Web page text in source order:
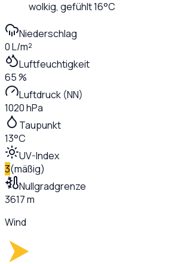
wolkig, gefühlt16°C
Niederschlag
0 L/m²
Luftfeuchtigkeit
65 %
Luftdruck (NN)
1020 hPa
Taupunkt
13°C
UV-Index
3(mäßig)
Nullgradgrenze
3617 m
Wind